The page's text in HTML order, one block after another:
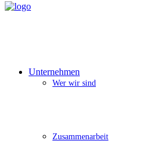
Unternehmen
Wer wir sind
Zusammenarbeit